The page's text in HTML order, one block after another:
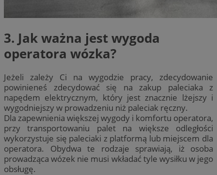
3. Jak ważna jest wygoda
operatora wózka?
Jeżeli zależy Ci na wygodzie pracy, zdecydowanie
powinieneś zdecydować się na zakup paleciaka z
napędem elektrycznym, który jest znacznie lżejszy i
wygodniejszy w prowadzeniu niż paleciak ręczny.
Dla zapewnienia większej wygody i komfortu operatora,
przy transportowaniu palet na większe odległości
wykorzystuje się paleciaki z platformą lub miejscem dla
operatora. Obydwa te rodzaje sprawiają, iż osoba
prowadząca wózek nie musi wkładać tyle wysiłku w jego
obsługę.